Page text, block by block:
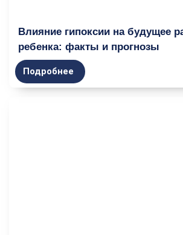
Влияние гипоксии на будущее
ребенка: факты и прогнозы
Подробнее